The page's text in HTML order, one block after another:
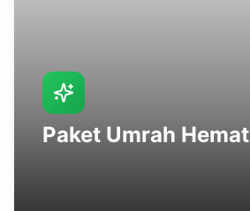
Paket Umrah Hemat